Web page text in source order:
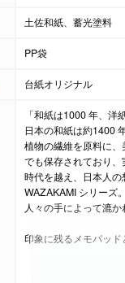
土佐和紙、蓄光塗料
PP袋
台紙オリジナル
「和紙は1000 年、洋
日本の和紙は約1400
植物の繊維を原料に
でも保存されており、
時代を越え、日本人
WAZAKAMI シリーズ。
人々の手によって漉か
印象に残るメモパッ